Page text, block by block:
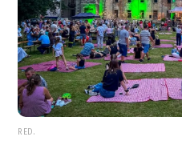
RED.